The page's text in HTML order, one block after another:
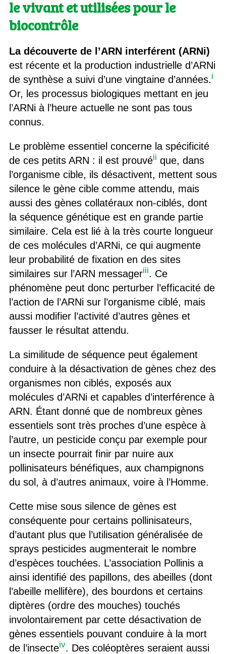
le vivant et utilisées pour le
biocontrôle
La découverte de l’ARN interférent (ARNi)
est récente et la production industrielle d’ARNi
de synthèse a suivi d’une vingtaine d’années.i
Or, les processus biologiques mettant en jeu
l’ARNi à l’heure actuelle ne sont pas tous
connus.
Le problème essentiel concerne la spécificité
de ces petits ARN : il est prouvéii que, dans
l’organisme cible, ils désactivent, mettent sous
silence le gène cible comme attendu, mais
aussi des gènes collatéraux non-ciblés, dont
la séquence génétique est en grande partie
similaire. Cela est lié à la très courte longueur
de ces molécules d’ARNi, ce qui augmente
leur probabilité de fixation en des sites
similaires sur l’ARN messageriii. Ce
phénomène peut donc perturber l’efficacité de
l’action de l’ARNi sur l’organisme ciblé, mais
aussi modifier l’activité d’autres gènes et
fausser le résultat attendu.
La similitude de séquence peut également
conduire à la désactivation de gènes chez des
organismes non ciblés, exposés aux
molécules d’ARNi et capables d’interférence à
ARN. Étant donné que de nombreux gènes
essentiels sont très prochesd’une espèce à
l’autre, un pesticide conçu par exemple pour
un insecte pourrait finir par nuire aux
pollinisateurs bénéfiques, aux champignons
du sol, à d’autres animaux, voire à l’Homme.
Cette mise sous silence de gènesest
conséquentepour certainspollinisateurs,
d’autant plus que l’utilisation généralisée de
sprays pesticides augmenterait le nombre
d’espèces touchées. L’association Pollinis a
ainsi identifiédes papillons, des abeilles (dont
l’abeille mellifère), des bourdons et certains
diptères (ordre des mouches) touchés
involontairement par cettedésactivation de
gènes essentiels pouvant conduire à la mort
de l’insecteiv. Des coléoptères seraient aussi